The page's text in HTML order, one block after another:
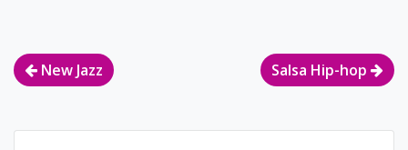
Navigation
de
New Jazz Salsa Hip-hop